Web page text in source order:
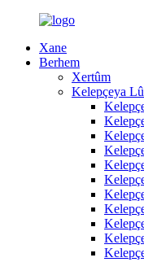
Xane
Berhem
Xertûm
Kelepçeya